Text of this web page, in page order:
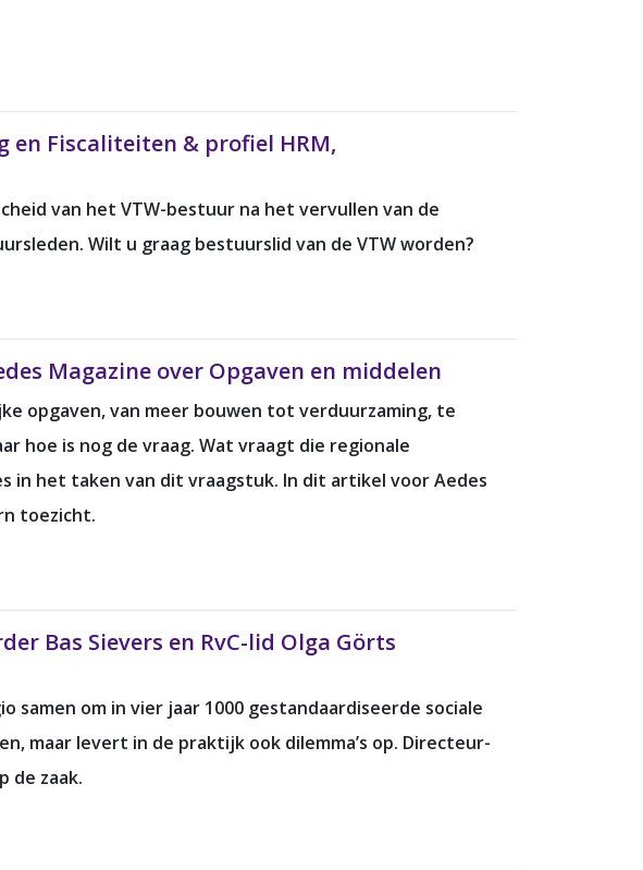
en Fiscaliteiten & profiel HRM,
van het VTW-bestuur na het vervullen van de
Wilt u graag bestuurslid van de VTW worden?
Magazine over Opgaven en middelen
opgaven, van meer bouwen tot verduurzaming, te
hoe is nog de vraag. Wat vraagt die regionale
in het taken van dit vraagstuk. In dit artikel voor Aedes
toezicht.
Bas Sievers en RvC-lid Olga Görts
om in vier jaar 1000 gestandaardiseerde sociale
maar levert in de praktijk ook dilemma’s op. Directeur-
de zaak.